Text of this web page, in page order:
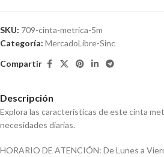
SKU: 709-cinta-metrica-5m
Categoría: MercadoLibre-Sinc
Compartir
Descripción
Explora las características de este cinta
necesidades diarias.
HORARIO DE ATENCIÓN: De Lunes a